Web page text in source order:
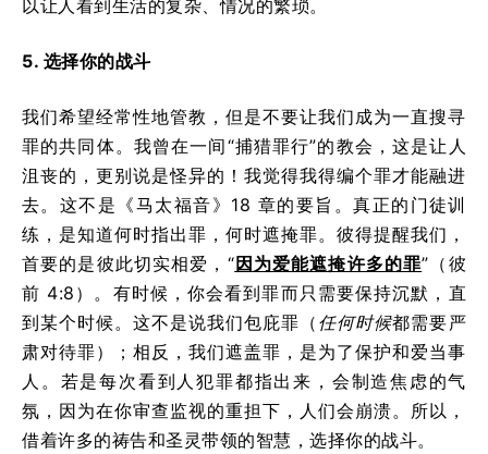
以让人看到生活的复杂、情况的繁琐。
5. 选择你的战斗
我们希望经常性地管教，但是不要让我们成为一直搜寻
罪的共同体。我曾在一间“捕猎罪行”的教会，这是让人
沮丧的，更别说是怪异的！我觉得我得编个罪才能融进
去。这不是《马太福音》18 章的要旨。真正的门徒训
练，是知道何时指出罪，何时遮掩罪。彼得提醒我们，
首要的是彼此切实相爱，“因为爱能遮掩许多的罪”（彼
前 4:8）。有时候，你会看到罪而只需要保持沉默，直
到某个时候。这不是说我们包庇罪（ 任何时候都需要严
肃对待罪）；相反，我们遮盖罪，是为了保护和爱当事
人。若是每次看到人犯罪都指出来，会制造焦虑的气
氛，因为在你审查监视的重担下，人们会崩溃。所以，
借着许多的祷告和圣灵带领的智慧，选择你的战斗。